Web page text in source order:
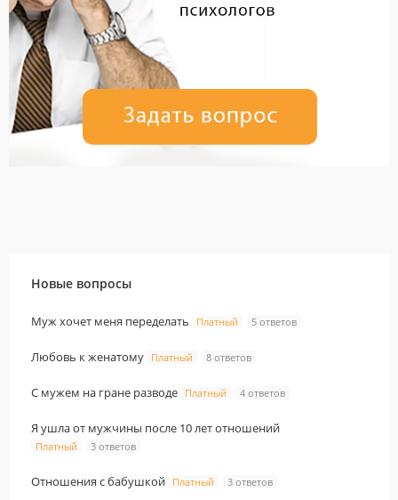
Новые вопросы
Муж хочет меня переделать Платный 5 ответов
Любовь к женатому Платный 8 ответов
С мужем на гране разводе Платный 4 ответов
Я ушла от мужчины после 10 лет отношений
Платный 3 ответов
Отношения с бабушкой Платный 3 ответов